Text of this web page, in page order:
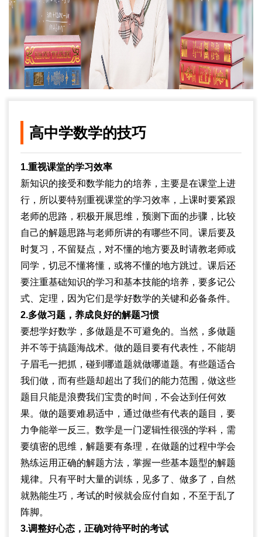
高中学数学的技巧
1.重视课堂的学习效率
新知识的接受和数学能力的培养，主要是在课堂上进
行，所以要特别重视课堂的学习效率，上课时要紧跟
老师的思路，积极开展思维，预测下面的步骤，比较
自己的解题思路与老师所讲的有哪些不同。课后要及
时复习，不留疑点，对不懂的地方要及时请教老师或
同学，切忌不懂将懂，或将不懂的地方跳过。课后还
要注重基础知识的学习和基本技能的培养，要多记公
式、定理，因为它们是学好数学的关键和必备条件。
2.多做习题，养成良好的解题习惯
要想学好数学，多做题是不可避免的。当然，多做题
并不等于搞题海战术。做的题目要有代表性，不能胡
子眉毛一把抓，碰到哪道题就做哪道题。有些题适合
我们做，而有些题却超出了我们的能力范围，做这些
题目只能是浪费我们宝贵的时间，不会达到任何效
果。做的题要难易适中，通过做些有代表的题目，要
力争能举一反三。数学是一门逻辑性很强的学科，需
要缜密的思维，解题要有条理，在做题的过程中学会
熟练运用正确的解题方法，掌握一些基本题型的解题
规律。只有平时大量的训练，见多了、做多了，自然
就熟能生巧，考试的时候就会应付自如，不至于乱了
阵脚。
3.调整好心态，正确对待平时的考试